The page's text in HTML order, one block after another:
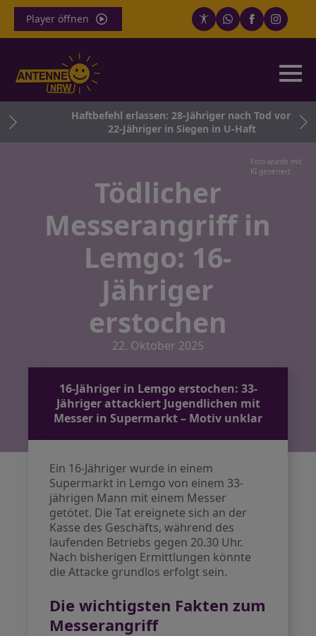
Player öffnen
Haftbefehl erlassen: 28-Jähriger nach Tod von
22-Jähriger in Siegen in U-Haft
Foto wurde mit
KI generiert
Tödlicher
Messerangriff in
Lemgo: 16-
Jähriger
erstochen
22. Oktober 2025
16-Jähriger in Lemgo erstochen: 33-
Jähriger attackiert Jugendlichen mit
Messer in Supermarkt – Motiv unklar
Ein 16-Jähriger wurde in einem
Supermarkt in Lemgo von einem 33-
jährigen Mann mit einem Messer
getötet. Die Tat ereignete sich an der
Kasse des Geschäfts, während des
laufenden Betriebs gegen 20.30 Uhr.
Nach bisherigen Ermittlungen könnte
die Attacke grundlos erfolgt sein.
Die wichtigsten Fakten zum
Messerangriff